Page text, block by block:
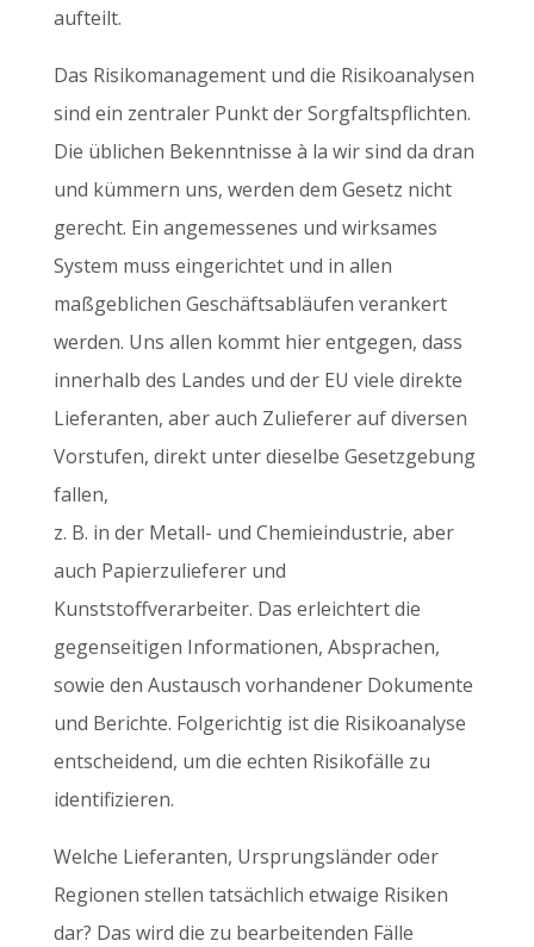
aufteilt.
Das Risikomanagement und die Risikoanalysen
sind ein zentraler Punkt der Sorgfaltspflichten.
Die üblichen Bekenntnisse à la wir sind da dran
und kümmern uns, werden dem Gesetz nicht
gerecht. Ein angemessenes und wirksames
System muss eingerichtet und in allen
maßgeblichen Geschäftsabläufen verankert
werden. Uns allen kommt hier entgegen, dass
innerhalb des Landes und der EU viele direkte
Lieferanten, aber auch Zulieferer auf diversen
Vorstufen, direkt unter dieselbe Gesetzgebung
fallen,
z. B. in der Metall- und Chemieindustrie, aber
auch Papierzulieferer und
Kunststoffverarbeiter. Das erleichtert die
gegenseitigen Informationen, Absprachen,
sowie den Austausch vorhandener Dokumente
und Berichte. Folgerichtig ist die Risikoanalyse
entscheidend, um die echten Risikofälle zu
identifizieren.
Welche Lieferanten, Ursprungsländer oder
Regionen stellen tatsächlich etwaige Risiken
dar? Das wird die zu bearbeitenden Fälle